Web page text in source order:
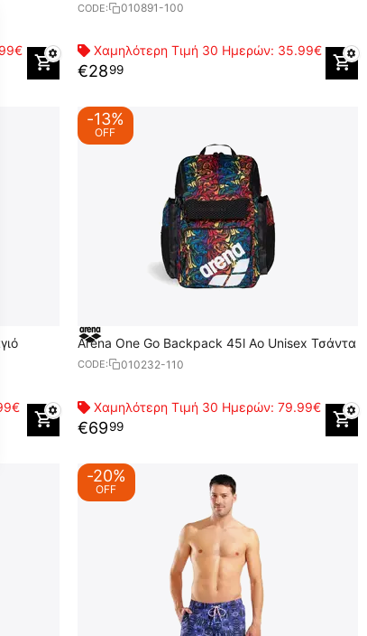
CODE: 010891-100
Χαμηλότερη Τιμή 30 Ημερών: 35.99€
€2899
-13%
OFF
Arena One Go Backpack 45l Ao Unisex Τσάντα
CODE: 010232-110
Χαμηλότερη Τιμή 30 Ημερών: 79.99€
€6999
-20%
OFF
3
3
Performance Cookies 1
Targeting Cookies 3